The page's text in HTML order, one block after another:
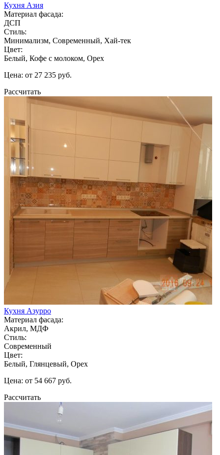
Кухня Азия
Материал фасада:
ДСП
Стиль:
Минимализм, Современный, Хай-тек
Цвет:
Белый, Кофе с молоком, Орех
Цена: от 27 235 руб.
Рассчитать
Кухня Азурро
Материал фасада:
Акрил, МДФ
Стиль:
Современный
Цвет:
Белый, Глянцевый, Орех
Цена: от 54 667 руб.
Рассчитать